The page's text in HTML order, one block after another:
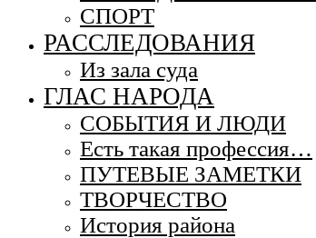
СПОРТ
РАССЛЕДОВАНИЯ
Из зала суда
ГЛАС НАРОДА
СОБЫТИЯ И ЛЮДИ
Есть такая профессия…
ПУТЕВЫЕ ЗАМЕТКИ
ТВОРЧЕСТВО
История района